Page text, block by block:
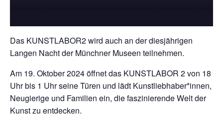
Das KUNSTLABOR2 wird auch an der diesjährigen
Langen Nacht der Münchner Museen teilnehmen.
Am 19. Oktober 2024 öffnet das KUNSTLABOR 2 von 18
Uhr bis 1 Uhr seine Türen und lädt Kunstliebhaber*innen,
Neugierige und Familien ein, die faszinierende Welt der
Kunst zu entdecken.